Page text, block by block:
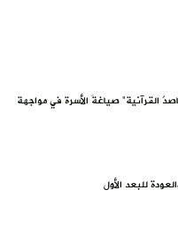
القرآنية” صياغةَ الأسرة في مواجهة
للبعد الأول